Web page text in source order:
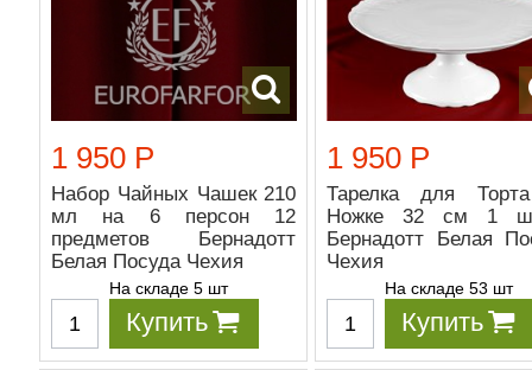
1 950 Р
Набор Чайных Чашек 210
мл на 6 персон 12
предметов Бернадотт
Белая Посуда Чехия
На складе 5 шт
Купить
1 950 Р
Тарелка для
Ножке 32 см 1
Бернадотт Белая
Чехия
На складе 53 шт
Купить